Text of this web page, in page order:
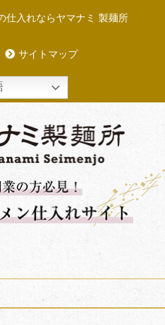
仕入れならヤマナミ 製麺所
サイトマップ